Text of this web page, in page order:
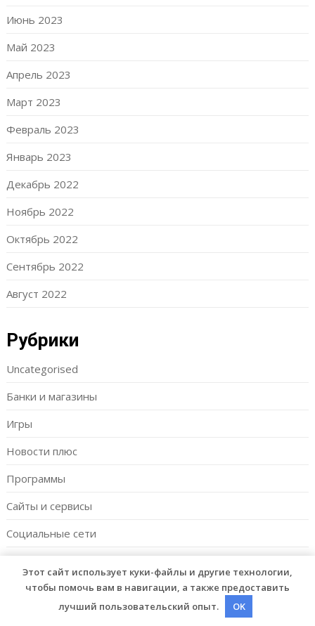
Июнь 2023
Май 2023
Апрель 2023
Март 2023
Февраль 2023
Январь 2023
Декабрь 2022
Ноябрь 2022
Октябрь 2022
Сентябрь 2022
Август 2022
Рубрики
Uncategorised
Банки и магазины
Игры
Новости плюс
Программы
Сайты и сервисы
Социальные сети
| WordPress Theme by
Superb WordPress
Themes
Этот сайт использует куки-файлы и другие технологии,
чтобы помочь вам в навигации, а также предоставить
лучший пользовательский опыт.
OK